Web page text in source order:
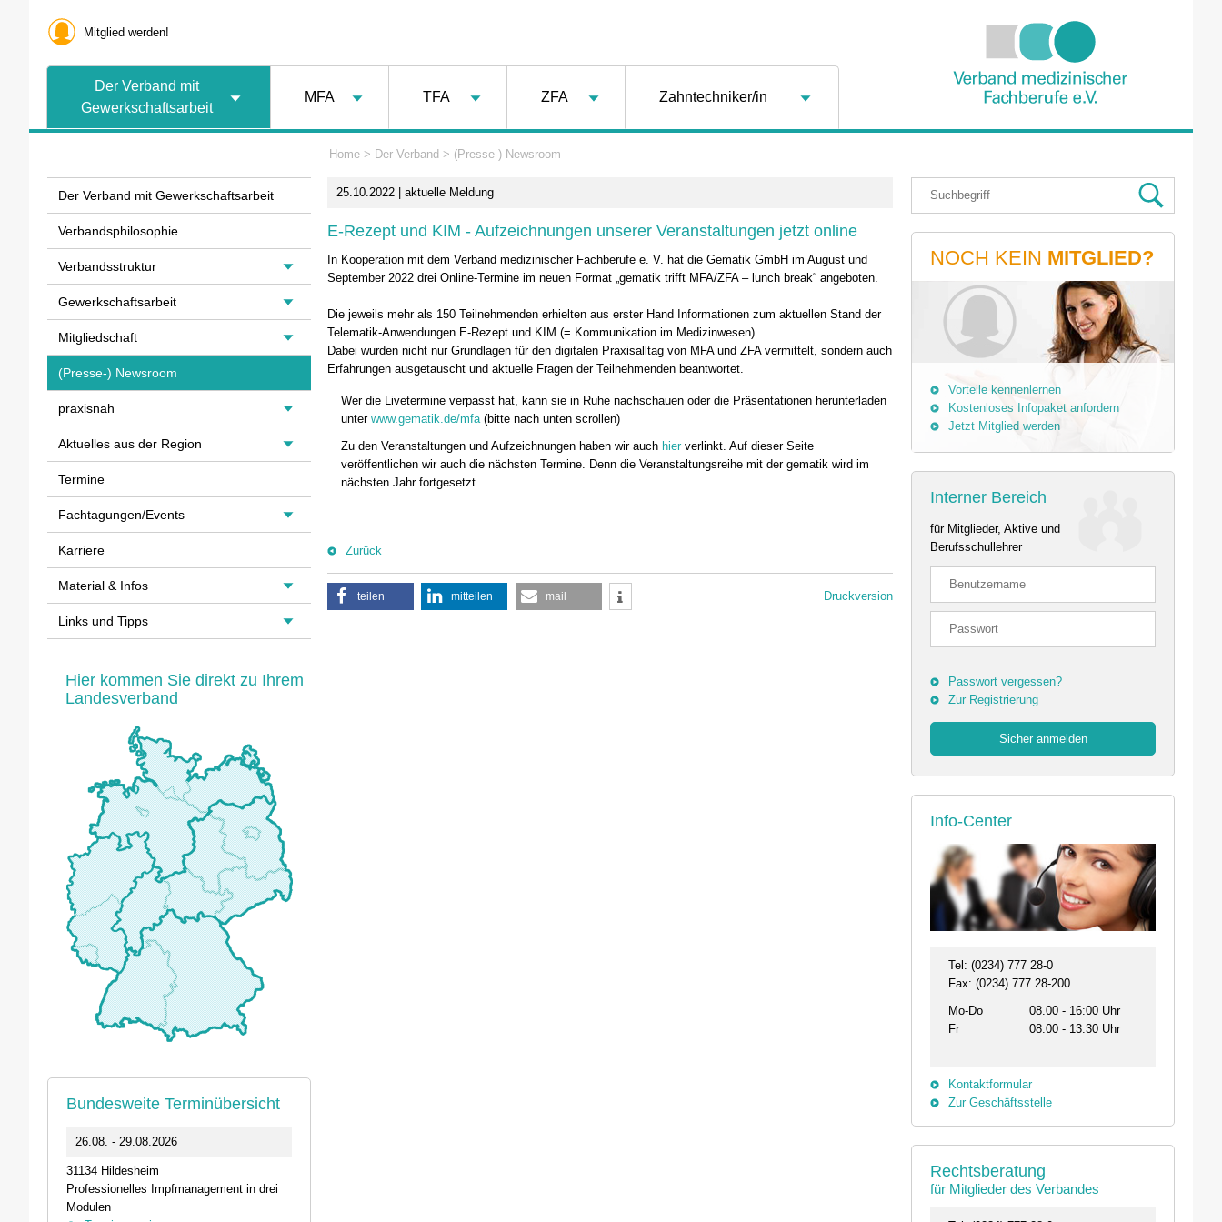
Mitglied werden!
Der Verband mit
Gewerkschaftsarbeit
MFA TFA ZFA Zahntechniker/in
Home > Der Verband > (Presse-) Newsroom
25.10.2022 | aktuelle Meldung
E-Rezept und KIM - Aufzeichnungen unserer Veranstaltungen jetzt online
In Kooperation mit dem Verband medizinischer Fachberufe e. V. hat die Gematik GmbH im August und
September 2022 drei Online-Termine im neuen Format „gematik trifft MFA/ZFA – lunch break“ angeboten.
Die jeweils mehr als 150 Teilnehmenden erhielten aus erster Hand Informationen zum aktuellen Stand der
Telematik-Anwendungen E-Rezept und KIM (= Kommunikation im Medizinwesen).
Dabei wurden nicht nur Grundlagen für den digitalen Praxisalltag von MFA und ZFA vermittelt, sondern auch
Erfahrungen ausgetauscht und aktuelle Fragen der Teilnehmenden beantwortet.
Wer die Livetermine verpasst hat, kann sie in Ruhe nachschauen oder die Präsentationen herunterladen
unter www.gematik.de/mfa(bitte nach unten scrollen)
Zu den Veranstaltungen und Aufzeichnungen haben wir auch hierverlinkt. Auf dieser Seite
veröffentlichen wir auch die nächsten Termine. Denn die Veranstaltungsreihe mit der gematik wird im
nächsten Jahr fortgesetzt.
Zurück
teilen mitteilen mail Druckversion
NOCH KEIN MITGLIED?
Vorteile kennenlernen
Kostenloses Infopaket anfordern
Jetzt Mitglied werden
Interner Bereich
für Mitglieder, Aktive und
Berufsschullehrer
Passwort vergessen?
Zur Registrierung
Info-Center
Tel: (0234) 777 28-0
Fax: (0234) 777 28-200
Mo-Do
08.00 - 16:00 Uhr
Fr
08.00 - 13.30 Uhr
Kontaktformular
Zur Geschäftsstelle
Rechtsberatung
für Mitglieder des Verbandes
Der Verband mit Gewerkschaftsarbeit
Verbandsphilosophie
Verbandsstruktur
Gewerkschaftsarbeit
Mitgliedschaft
(Presse-) Newsroom
praxisnah
Aktuelles aus der Region
Termine
Fachtagungen/Events
Karriere
Material & Infos
Links und Tipps
Hier kommen Sie direkt zu Ihrem
Landesverband
Bundesweite Terminübersicht
26.08. - 29.08.2026
31134 Hildesheim
Professionelles Impfmanagement in drei
Modulen
26.08. - 29.08.2026
31134 Hildesheim
Professionelles Impfmanagement in drei
11.09.2026 19:00